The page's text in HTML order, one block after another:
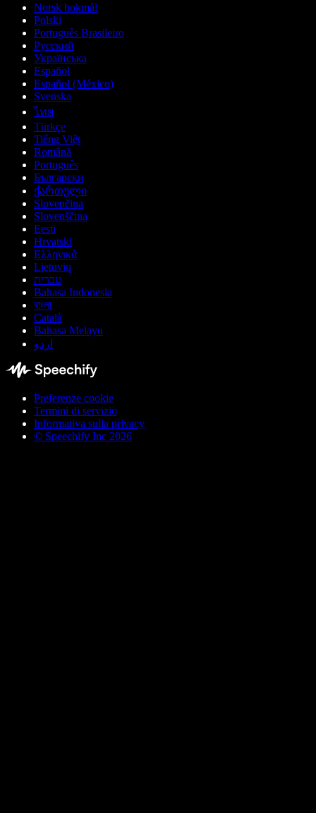
Norsk bokmål
Polski
Português Brasileiro
Русский
Українська
Español
Español (México)
Svenska
ไทย
Türkçe
Tiếng Việt
Română
Português
Български
ქართული
Slovenčina
Slovenščina
Eesti
Hrvatski
Ελληνικά
Lietuvių
עברית
Bahasa Indonesia
বাংলা
Català
Bahasa Melayu
اردو
Preferenze cookie
Termini di servizio
Informativa sulla privacy
© Speechify Inc 2026